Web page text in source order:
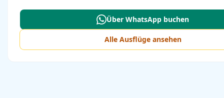
Über WhatsApp buchen
Alle Ausflüge ansehen